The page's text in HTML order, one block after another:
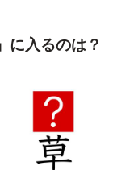
に入るのは？